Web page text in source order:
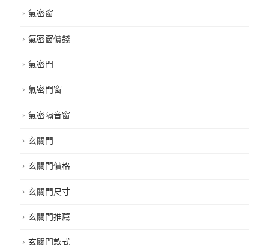
氣密窗
氣密窗價錢
氣密門
氣密門窗
氣密隔音窗
玄關門
玄關門價格
玄關門尺寸
玄關門推薦
玄關門款式